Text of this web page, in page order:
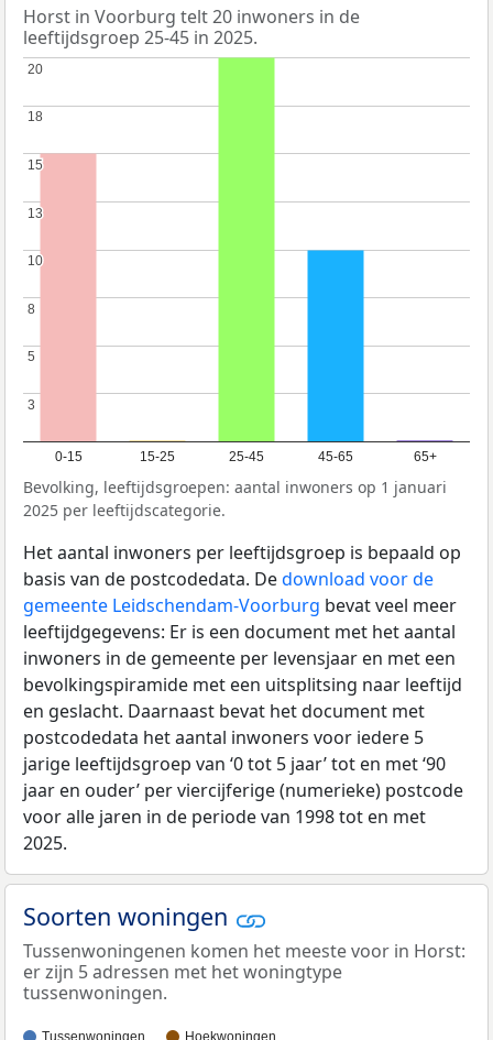
Horst in Voorburg telt 20 inwoners in de
leeftijdsgroep 25-45 in 2025.
0-15 15-25 25-45 45-65 65+
3
3
5
5
8
8
10
10
13
13
15
15
18
18
20
20
Bevolking, leeftijdsgroepen: aantal inwoners op 1 januari
2025 per leeftijdscategorie.
Het aantal inwoners per leeftijdsgroep is bepaald op
basis van de postcodedata. Dedownload voor de
gemeente Leidschendam-Voorburg bevat veel meer
leeftijdgegevens: Er is een document met het aantal
inwoners in de gemeente per levensjaar en met een
bevolkingspiramide met een uitsplitsing naar leeftijd
en geslacht. Daarnaast bevat het document met
postcodedata het aantal inwoners voor iedere 5
jarige leeftijdsgroep van ‘0 tot 5 jaar’ tot en met ‘90
jaar en ouder’ per viercijferige (numerieke) postcode
voor alle jaren in de periode van 1998 tot en met
2025.
Soorten woningen
Tussenwoningenen komen het meeste voor in Horst:
er zijn 5 adressen met het woningtype
tussenwoningen.
Tussenwoningen Hoekwoningen